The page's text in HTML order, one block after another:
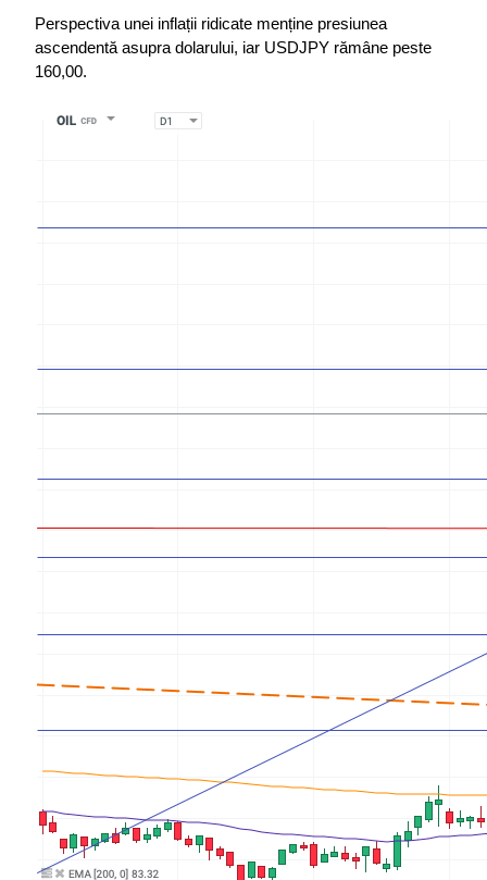
Perspectiva unei inflații ridicate menține presiunea
ascendentă asupra dolarului, iar USDJPY rămâne peste
160,00.